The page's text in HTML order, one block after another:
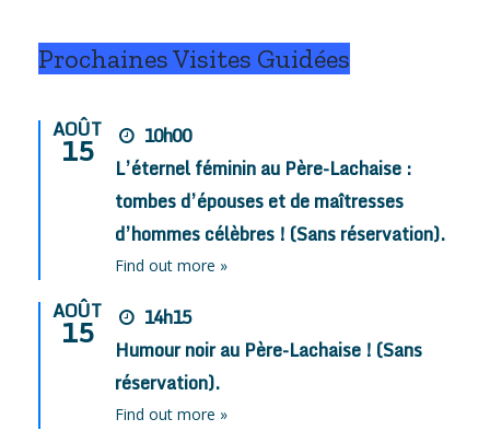
Prochaines Visites Guidées
AOÛT
15
10h00
L’éternel féminin au Père-Lachaise :
tombes d’épouses et de maîtresses
d’hommes célèbres ! (Sans réservation).
Find out more »
AOÛT
15
14h15
Humour noir au Père-Lachaise ! (Sans
réservation).
Find out more »